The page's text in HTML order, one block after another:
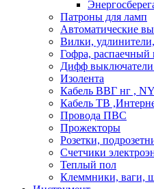
Патроны для ламп
Автоматические
Вилки,
Гофра, распаечный
Дифф
Изолента
Кабель ВВГ нг ,
Кабель ТВ
Провода ПВС
Прожекторы
Розетки,
Счетчики
Теплый пол
Клеммники, ваги,